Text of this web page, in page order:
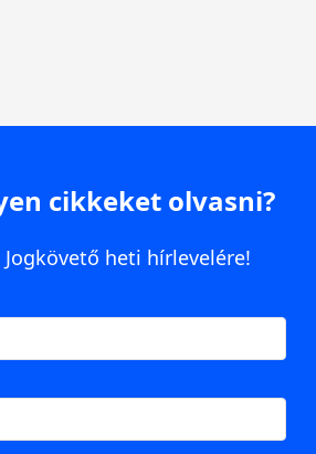
cikkeket olvasni?
heti hírlevelére!